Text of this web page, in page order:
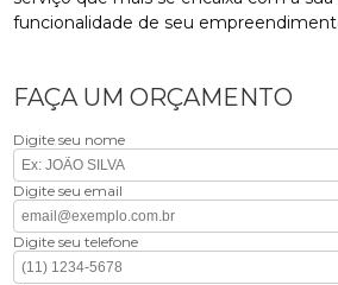
funcionalidade de seu
FAÇA UM ORÇAMENTO
Digite seu nome
Digite seu email
Digite seu telefone